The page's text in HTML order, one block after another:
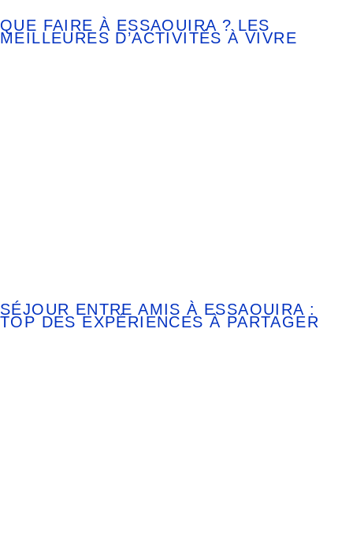
QUE FAIRE À ESSAOUIRA ? LES
MEILLEURES D’ACTIVITÉS À VIVRE
SÉJOUR ENTRE AMIS À ESSAOUIRA :
TOP DES EXPÉRIENCES À PARTAGER